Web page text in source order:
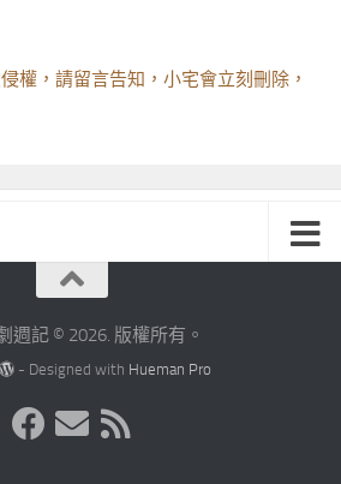
權，請留言告知，小宅會立刻刪除，
週記 © 2026. 版權所有。
- Designed with Hueman Pro